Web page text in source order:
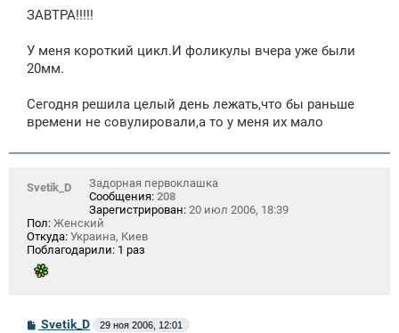
б
н
и
ЗАВТРА!!!!!
У меня короткий цикл.И фоликулы вчера уже были
20мм.
Сегодня решила целый день лежать,что бы раньше
времени не совулировали,а то у меня их мало
Svetik_D
Задорная первоклашка
Сообщения: 208
Зарегистрирован: 20 июл 2006, 18:39
Пол: Женский
Откуда: Украина, Киев
Поблагодарили: 1 раз
СSvetik_D 29 ноя 2006, 12:01